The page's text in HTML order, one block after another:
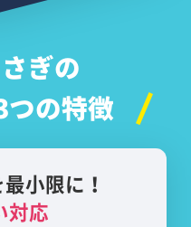
ぎの
の特徴
小限に！
対応